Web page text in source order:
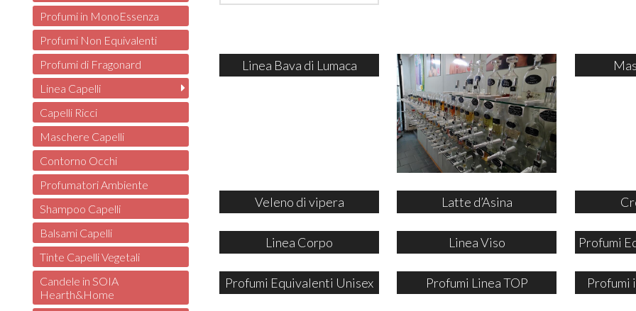
Linea Bava di Lumaca
Veleno di vipera Latte d’Asina
Linea Corpo Linea Viso Profumi
Profumi Equivalenti Unisex Profumi Linea TOP Profumi
Profumi in MonoEssenza
Profumi Non Equivalenti
Profumi di Fragonard
Linea Capelli
Capelli Ricci
Maschere Capelli
Contorno Occhi
Profumatori Ambiente
Shampoo Capelli
Balsami Capelli
Tinte Capelli Vegetali
Candele in SOIA
Hearth&Home